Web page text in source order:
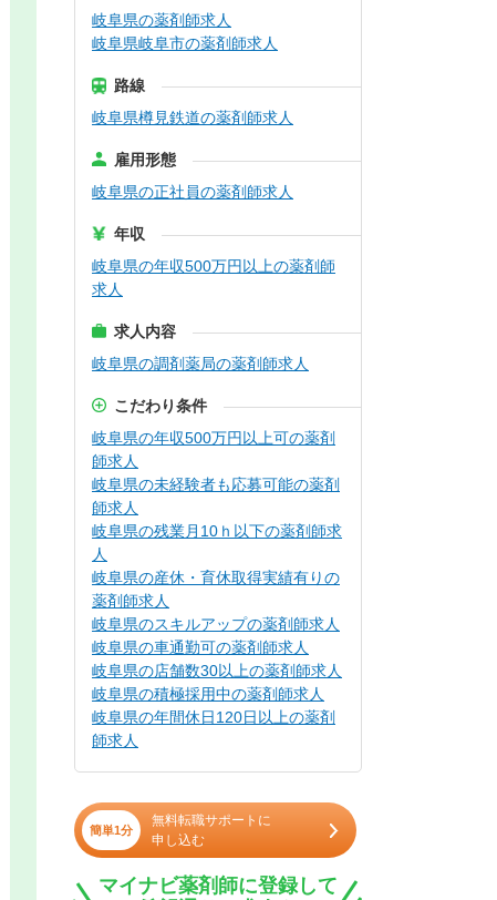
岐阜県の薬剤師求人
岐阜県岐阜市の薬剤師求人
路線
岐阜県樽見鉄道の薬剤師求人
雇用形態
岐阜県の正社員の薬剤師求人
年収
岐阜県の年収500万円以上の薬剤師
求人
求人内容
岐阜県の調剤薬局の薬剤師求人
こだわり条件
岐阜県の年収500万円以上可の薬剤
師求人
岐阜県の未経験者も応募可能の薬剤
師求人
岐阜県の残業月10ｈ以下の薬剤師求
人
岐阜県の産休・育休取得実績有りの
薬剤師求人
岐阜県のスキルアップの薬剤師求人
岐阜県の車通勤可の薬剤師求人
岐阜県の店舗数30以上の薬剤師求人
岐阜県の積極採用中の薬剤師求人
岐阜県の年間休日120日以上の薬剤
師求人
簡単1分
無料転職サポートに
申し込む
マイナビ薬剤師に登録して